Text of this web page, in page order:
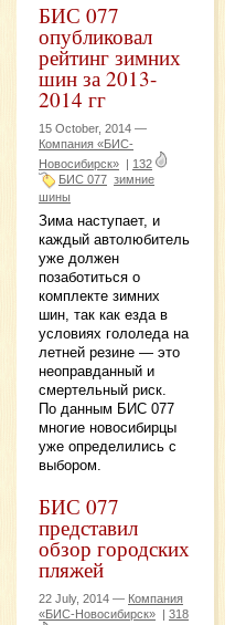
БИС 077
опубликовал
рейтинг зимних
шин за 2013-
2014 гг
15 October, 2014 —
Компания «БИС-
Новосибирск» | 132
БИС 077 зимние
шины
Зима наступает, и
каждый автолюбитель
уже должен
позаботиться о
комплекте зимних
шин, так как езда в
условиях гололеда на
летней резине — это
неоправданный и
смертельный риск.
По данным БИС 077
многие новосибирцы
уже определились с
выбором.
БИС 077
представил
обзор городских
пляжей
22 July, 2014 — Компания
«БИС-Новосибирск» | 318